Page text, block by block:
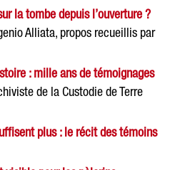
la tombe depuis l’ouverture ?
Alliata, propos recueillis par
: mille ans de témoignages
de la Custodie de Terre
plus : le récit des témoins